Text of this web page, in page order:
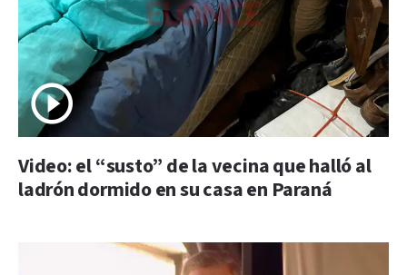
Video: el “susto” de la vecina que halló al
ladrón dormido en su casa en Paraná